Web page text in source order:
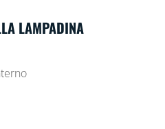
LAMPADINA